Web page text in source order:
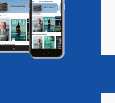
Vacatures